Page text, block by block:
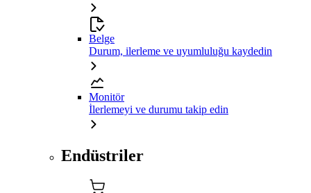
Belge
Durum, ilerleme ve uyumluluğu kaydedin
Monitör
İlerlemeyi ve durumu takip edin
Endüstriler